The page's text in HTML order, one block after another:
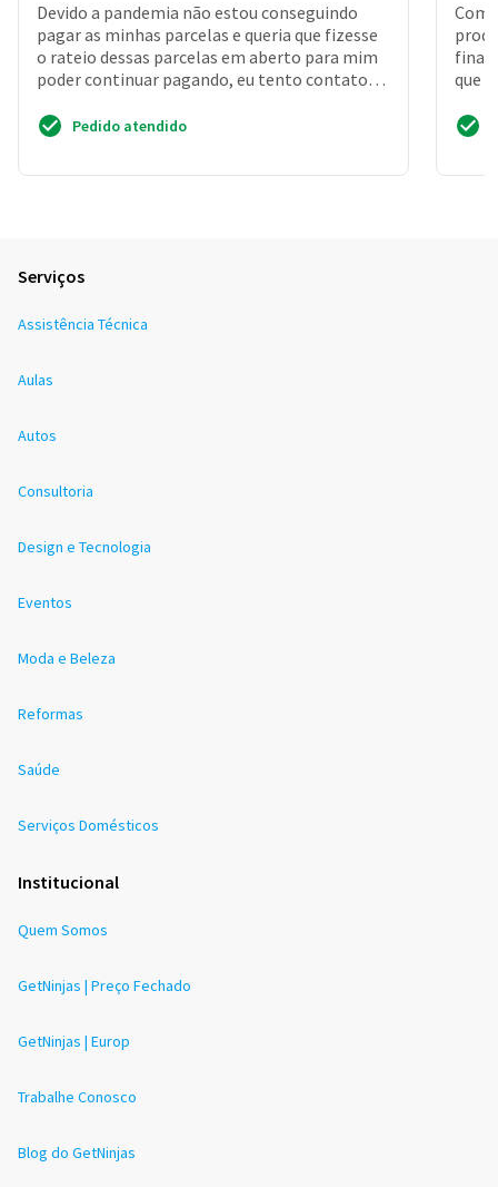
Devido a pandemia não estou conseguindo
pagar as minhas parcelas e queria que fizesse
o rateio dessas parcelas em aberto para mim
poder continuar pagando, eu tento contato
Pedido atendido
que
Serviços
Assistência Técnica
Aulas
Autos
Consultoria
Design e Tecnologia
Eventos
Moda e Beleza
Reformas
Saúde
Serviços Domésticos
Institucional
Quem Somos
GetNinjas | Preço Fechado
GetNinjas | Europ
Trabalhe Conosco
Blog do GetNinjas